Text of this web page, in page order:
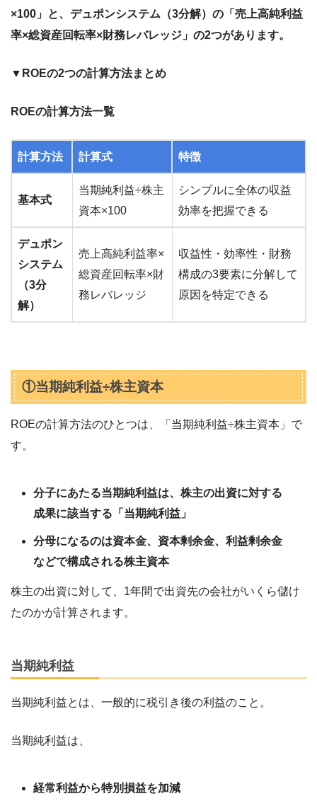
×100」と、デュポンシステム（3分解）の「売上高純利益
率×総資産回転率×財務レバレッジ」の2つがあります。
▼ROEの2つの計算方法まとめ
ROEの計算方法一覧
計算方法 計算式 特徴
基本式
当期純利益÷株主
資本×100
シンプルに全体の収益
効率を把握できる
デュポン
システム
（3分
解）
売上高純利益率×
総資産回転率×財
務レバレッジ
収益性・効率性・財務
構成の3要素に分解して
原因を特定できる
①当期純利益÷株主資本
ROEの計算方法のひとつは、「当期純利益÷株主資本」で
す。
分子にあたる当期純利益は、株主の出資に対する
成果に該当する「当期純利益」
分母になるのは資本金、資本剰余金、利益剰余金
などで構成される株主資本
株主の出資に対して、1年間で出資先の会社がいくら儲け
たのかが計算されます。
当期純利益
当期純利益とは、一般的に税引き後の利益のこと。
当期純利益は、
経常利益から特別損益を加減